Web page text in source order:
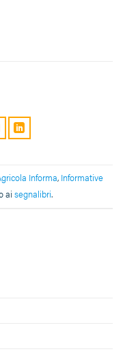
Informa, Informative
ai segnalibri.